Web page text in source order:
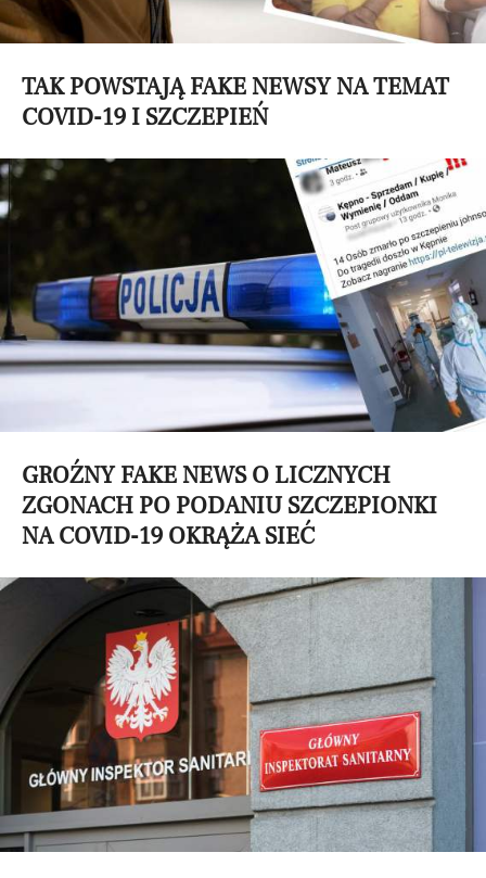
TAK POWSTAJĄ FAKE NEWSY NA TEMAT
COVID-19 I SZCZEPIEŃ
GROŹNY FAKE NEWS O LICZNYCH
ZGONACH PO PODANIU SZCZEPIONKI
NA COVID-19 OKRĄŻA SIEĆ